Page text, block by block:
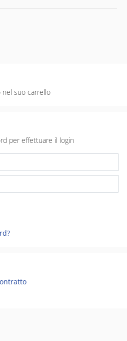
nel suo carrello
per effettuare il login